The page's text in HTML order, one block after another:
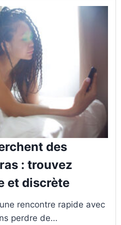
des
: trouvez
et discrète
rencontre rapide avec
perdre de…